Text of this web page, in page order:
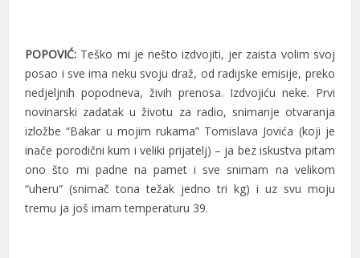
POPOVIĆ: Teško mi je nešto izdvojiti, jer zaista volim svoj
posao i sve ima neku svoju draž, od radijske emisije, preko
nedjeljnih popodneva, živih prenosa. Izdvojiću neke. Prvi
novinarski zadatak u životu za radio, snimanje otvaranja
izložbe “Bakar u mojim rukama” Tomislava Jovića (koji je
inače porodični kum i veliki prijatelj) – ja bez iskustva pitam
ono što mi padne na pamet i sve snimam na velikom
“uheru” (snimač tona težak jedno tri kg) i uz svu moju
tremu ja još imam temperaturu 39.